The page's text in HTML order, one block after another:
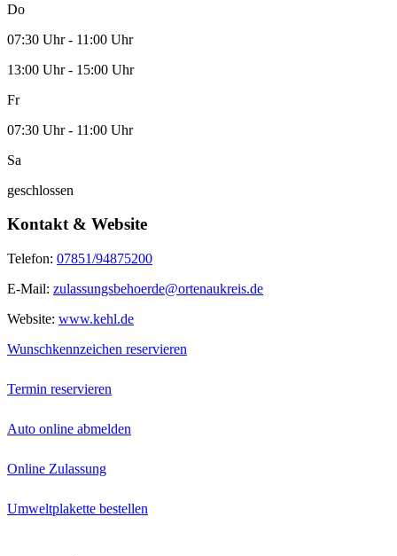
Do
07:30 Uhr - 11:00 Uhr
13:00 Uhr - 15:00 Uhr
Fr
07:30 Uhr - 11:00 Uhr
Sa
geschlossen
Kontakt & Website
Telefon: 07851/94875200
E-Mail: zulassungsbehoerde@ortenaukreis.de
Website: www.kehl.de
Wunschkennzeichen reservieren
Termin reservieren
Auto online abmelden
Online Zulassung
Umweltplakette bestellen